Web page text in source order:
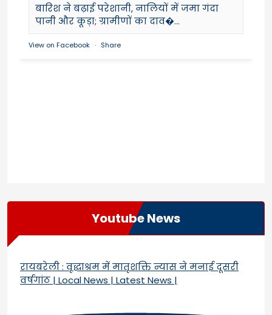
बारिश ने बढ़ाई परेशानी, नालियों में जमा गंदा
पानी और कूड़ा; ग्रामीणों का दाव�...
View on Facebook · Share
Youtube News
रायबरेली : वृद्धाश्रम में मातृशक्ति न्यास ने मनाई दूसरी
वर्षगांठ | Local News | Latest News |